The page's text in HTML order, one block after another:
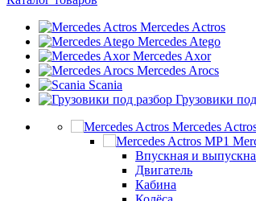
Mercedes Actros
Mercedes Atego
Mercedes Axor
Mercedes Arocs
Scania
Грузовики
Mercedes
Впускная и
Двигатель
Кабина